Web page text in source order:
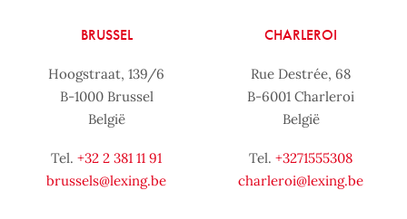
BRUSSEL
Hoogstraat, 139/6
B-1000 Brussel
België
Tel. +32 2 381 11 91
brussels@lexing.be
CHARLEROI
Rue Destrée, 68
B-6001 Charleroi
België
Tel. +3271555308
charleroi@lexing.be